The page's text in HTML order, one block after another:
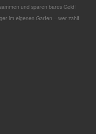
und sparen bares Geld!
im eigenen Garten – wer zahlt